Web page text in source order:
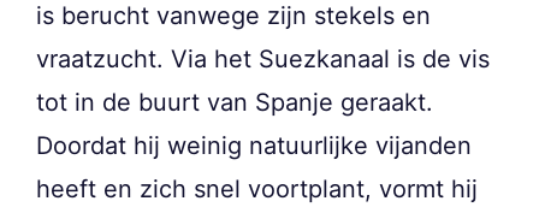
is berucht vanwege zijn stekels en
vraatzucht. Via het Suezkanaal is de vis
tot in de buurt van Spanje geraakt.
Doordat hij weinig natuurlijke vijanden
heeft en zich snel voortplant, vormt hij